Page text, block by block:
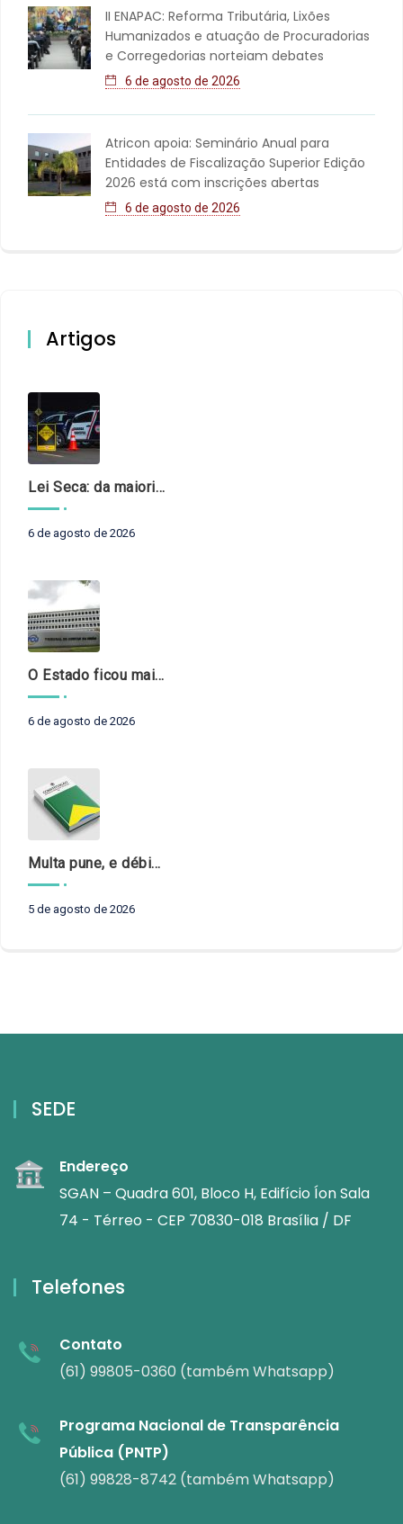
II ENAPAC: Reforma Tributária, Lixões
Humanizados e atuação de Procuradorias
e Corregedorias norteiam debates
6 de agosto de 2026
Atricon apoia: Seminário Anual para
Entidades de Fiscalização Superior Edição
2026 está com inscrições abertas
6 de agosto de 2026
Artigos
Lei Seca: da maioridade à maturidade
6 de agosto de 2026
O Estado ficou mais complexo. O controle precisa acompanhar
6 de agosto de 2026
Multa pune, e débito recompõe. § 3º do art. 71 da Constituição: um problema de legística formal
5 de agosto de 2026
SEDE
Endereço
SGAN – Quadra 601, Bloco H, Edifício Íon Sala
74 - Térreo - CEP 70830-018 Brasília / DF
Telefones
Contato
(61) 99805-0360 (também Whatsapp)
Programa Nacional de Transparência
Pública (PNTP)
(61) 99828-8742 (também Whatsapp)